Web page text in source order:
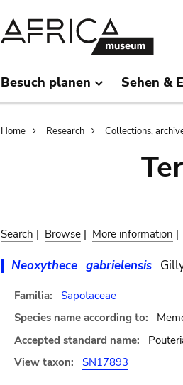
Besuch planen Sehen &
Breadcrumb
Home Research Collections,
Search | Browse | More information |
Neoxythece gabrielensis
Familia:
Sapotaceae
Species name according to:
Accepted standard name:
View taxon:
SN17893